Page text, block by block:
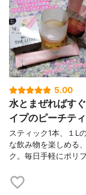
5.00
水とまぜればす
イプのピーチテ
スティック1本、１L
な飲み物を楽しめる
ク。毎日手軽にポリ